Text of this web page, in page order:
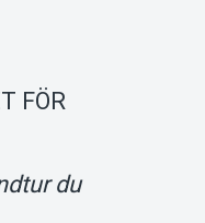
FÖR
du